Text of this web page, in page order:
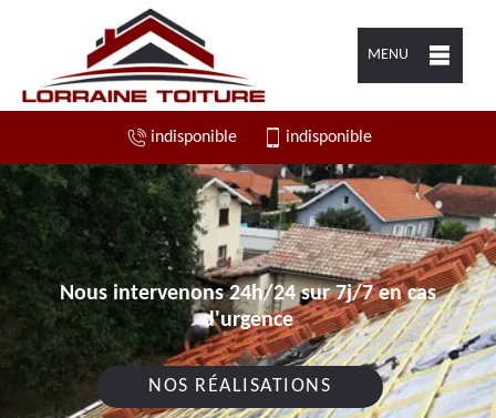
MENU
indisponible indisponible
Nous intervenons 24h/24 sur 7j/7 en cas
d'urgence
NOS RÉALISATIONS